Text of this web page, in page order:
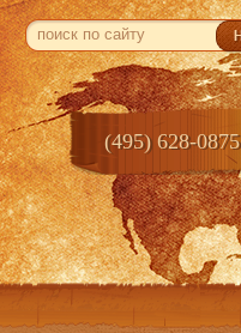
(495) 628-0875